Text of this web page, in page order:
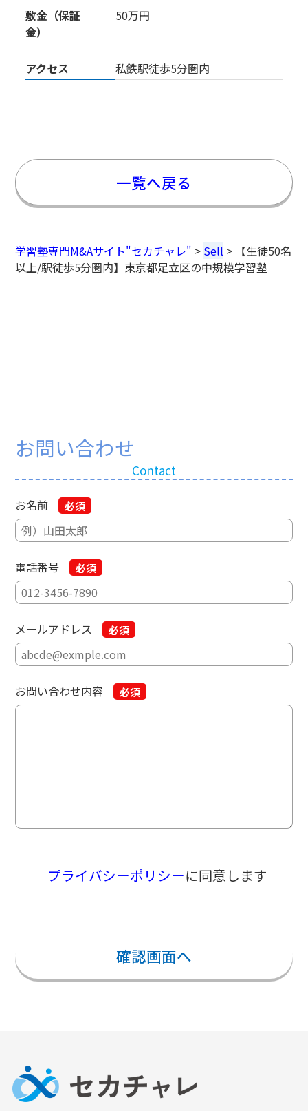
敷金（保証
金）
50万円
アクセス 私鉄駅徒歩5分圏内
一覧へ戻る
学習塾専門M&Aサイト"セカチャレ" > Sell > 【生徒50名
以上/駅徒歩5分圏内】東京都足立区の中規模学習塾
お問い合わせ
Contact
お名前 必須
電話番号 必須
メールアドレス 必須
お問い合わせ内容 必須
プライバシーポリシーに同意します
確認画面へ